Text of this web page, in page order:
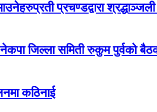
प्रचण्डद्वारा
नेकपा जिल्ला समिती रुकुम पुर्वको
कठिनाई